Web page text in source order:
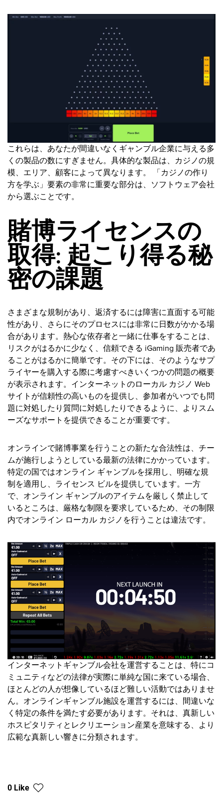
これらは、あなたが間違いなくギャンブル企業に与える多
くの製品の数にすぎません。具体的な製品は、カジノの規
模、エリア、顧客によって異なります。 「カジノの作り
方を学ぶ」要素の非常に重要な部分は、ソフトウェア会社
から選ぶことです。
賭博ライセンスの
取得: 起こり得る秘
密の課題
さまざまな規制があり、返済するには障害に直面する可能
性があり、さらにそのプロセスには非常に日数がかかる場
合があります。熱心な依存者と一緒に仕事をすることは、
リスクがはるかに少なく、信頼できる iGaming 販売者であ
ることがはるかに簡単です。その下には、そのようなサプ
ライヤーを購入する際に考慮すべきいくつかの問題の概要
が表示されます。インターネットのローカル カジノ Web
サイトが信頼性の高いものを提供し、参加者がいつでも問
題に対処したり質問に対処したりできるように、よりスム
ーズなサポートを提供できることが重要です。
オンラインで賭博事業を行うことの新たな合法性は、チー
ムが施行しようとしている最新の法律にかかっています。
特定の国ではオンライン ギャンブルを採用し、明確な規
制を適用し、ライセンス ビルを提供しています。一方
で、オンライン ギャンブルのアイテムを厳しく禁止して
いるところは、厳格な制限を要求しているため、その制限
内でオンライン ローカル カジノを行うことは違法です。
インターネットギャンブル会社を運営することは、特にコ
ミュニティなどの法律が実際に単純な国に来ている場合、
ほとんどの人が想像しているほど難しい活動ではありませ
ん。オンラインギャンブル施設を運営するには、間違いな
く特定の条件を満たす必要があります。それは、真新しい
ホスピタリティとレクリエーション産業を意味する、より
広範な真新しい響きに分類されます。
0 Like